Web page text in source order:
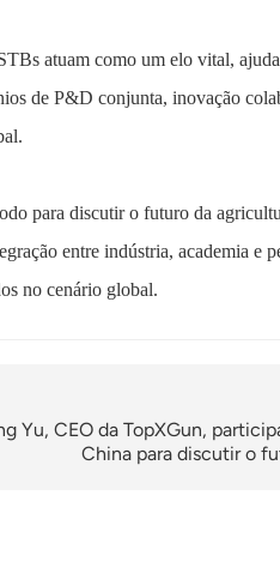
atuam como um elo vital,
de P&D conjunta, inovação
para discutir o futuro da
entre indústria, academia e
no cenário global.
Yu, CEO da TopXGun,
China para discutir o